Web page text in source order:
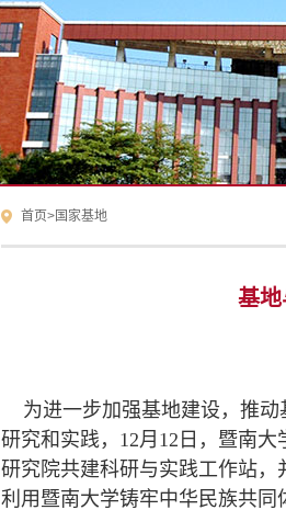
首页>国家基地
基
为进一步加强基地建设，推动
研究和实践，12月12日，暨南
研究院共建科研与实践工作站，
利用暨南大学铸牢中华民族共